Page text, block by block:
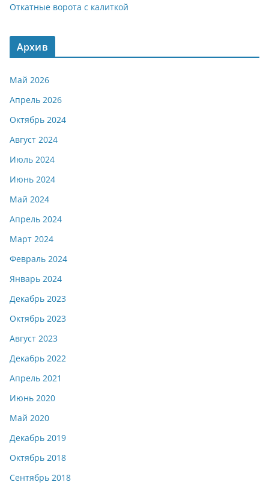
Откатные ворота с калиткой
Архив
Май 2026
Апрель 2026
Октябрь 2024
Август 2024
Июль 2024
Июнь 2024
Май 2024
Апрель 2024
Март 2024
Февраль 2024
Январь 2024
Декабрь 2023
Октябрь 2023
Август 2023
Декабрь 2022
Апрель 2021
Июнь 2020
Май 2020
Декабрь 2019
Октябрь 2018
Сентябрь 2018